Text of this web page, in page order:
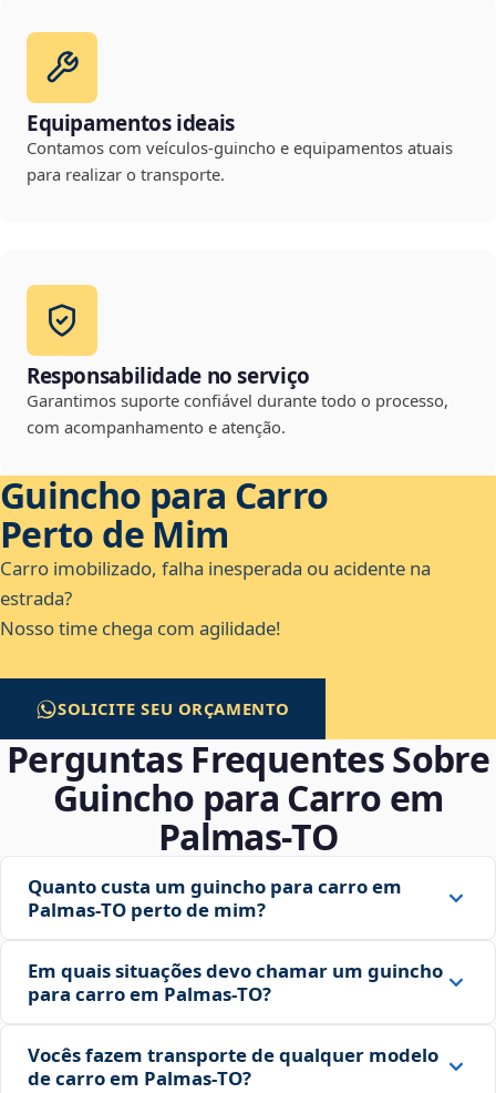
Equipamentos ideais
Contamos com veículos-guincho e equipamentos atuais
para realizar o transporte.
Responsabilidade no serviço
Garantimos suporte confiável durante todo o processo,
com acompanhamento e atenção.
Guincho para Carro
Perto de Mim
Carro imobilizado, falha inesperada ou acidente na
estrada?
Nosso time chega com agilidade!
SOLICITE SEU ORÇAMENTO
Perguntas Frequentes Sobre
Guincho para Carro em
Palmas‑TO
Quanto custa um guincho para carro em
Palmas‑TO perto de mim?
Em quais situações devo chamar um guincho
para carro em Palmas‑TO?
Vocês fazem transporte de qualquer modelo
de carro em Palmas‑TO?